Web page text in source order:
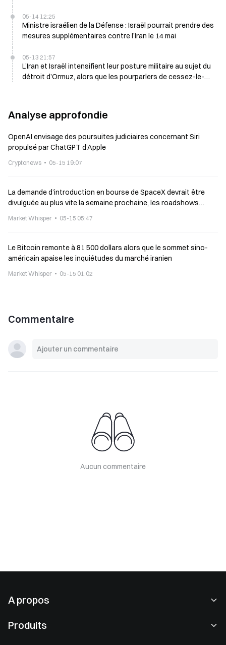
05-14 12:25
Ministre israélien de la Défense : Israël pourrait prendre des
mesures supplémentaires contre l’Iran le 14 mai
05-13 21:57
L’Iran et Israël intensifient leur posture militaire au sujet du
détroit d’Ormuz, alors que les pourparlers de cessez-le-
Analyse approfondie
OpenAI envisage des poursuites judiciaires concernant Siri
propulsé par ChatGPT d’Apple
Cryptonews 05-15 19:07
La demande d’introduction en bourse de SpaceX devrait être
divulguée au plus vite la semaine prochaine, les roadshows
Market Whisper 05-15 05:47
Le Bitcoin remonte à 81 500 dollars alors que le sommet sino-
américain apaise les inquiétudes du marché iranien
Market Whisper 05-15 01:02
Commentaire
Aucun commentaire
A propos
Produits